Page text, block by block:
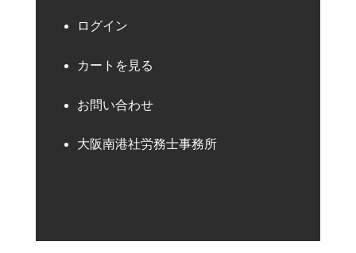
ログイン
カートを見る
お問い合わせ
大阪南港社労務士事務所